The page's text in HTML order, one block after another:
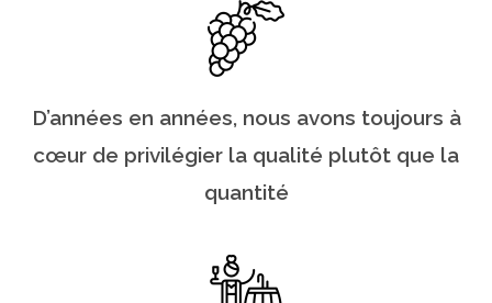
D’années en années, nous avons toujours à
cœur de privilégier la qualité plutôt que la
quantité